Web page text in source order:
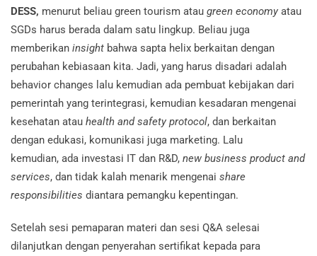
DESS, menurut beliau green tourism atau green economy atau
SGDs harus berada dalam satu lingkup. Beliau juga
memberikan insight bahwa sapta helix berkaitan dengan
perubahan kebiasaan kita. Jadi, yang harus disadari adalah
behavior changes lalu kemudian ada pembuat kebijakan dari
pemerintah yang terintegrasi, kemudian kesadaran mengenai
kesehatan atau health and safety protocol, dan berkaitan
dengan edukasi, komunikasi juga marketing. Lalu
kemudian, ada investasi IT dan R&D, new business product and
services, dan tidak kalah menarik mengenai share
responsibilities diantara pemangku kepentingan.
Setelah sesi pemaparan materi dan sesi Q&A selesai
dilanjutkan dengan penyerahan sertifikat kepada para